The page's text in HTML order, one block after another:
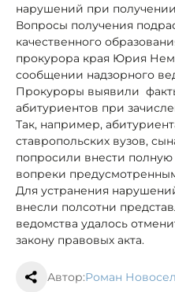
нарушений при получении
Вопросы получения
качественного
прокурора края Юрия
сообщении надзорного
Прокуроры выявили
абитуриентов при
Так, например,
ставропольских вузов,
попросили внести полную
вопреки
Для устранения
внесли полсотни
ведомства удалось
закону правовых акта.
Автор:Роман